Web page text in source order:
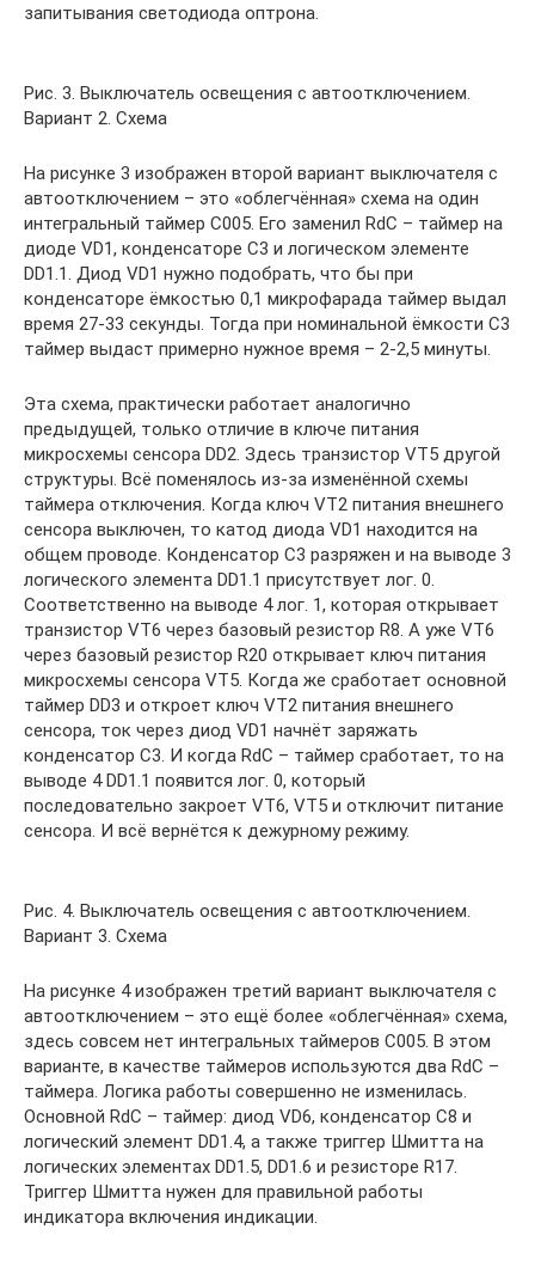
запитывания светодиода оптрона.
Рис. 3. Выключатель освещения с автоотключением.
Вариант 2. Схема
На рисунке 3 изображен второй вариант выключателя с
автоотключением – это «облегчённая» схема на один
интегральный таймер C005. Его заменил RdC – таймер на
диоде VD1, конденсаторе C3 и логическом элементе
DD1.1. Диод VD1 нужно подобрать, что бы при
конденсаторе ёмкостью 0,1 микрофарада таймер выдал
время 27-33 секунды. Тогда при номинальной ёмкости C3
таймер выдаст примерно нужное время – 2-2,5 минуты.
Эта схема, практически работает аналогично
предыдущей, только отличие в ключе питания
микросхемы сенсора DD2. Здесь транзистор VT5 другой
структуры. Всё поменялось из-за изменённой схемы
таймера отключения. Когда ключ VT2 питания внешнего
сенсора выключен, то катод диода VD1 находится на
общем проводе. Конденсатор C3 разряжен и на выводе 3
логического элемента DD1.1 присутствует лог. 0.
Соответственно на выводе 4 лог. 1, которая открывает
транзистор VT6 через базовый резистор R8. А уже VT6
через базовый резистор R20 открывает ключ питания
микросхемы сенсора VT5. Когда же сработает основной
таймер DD3 и откроет ключ VT2 питания внешнего
сенсора, ток через диод VD1 начнёт заряжать
конденсатор C3. И когда RdC – таймер сработает, то на
выводе 4 DD1.1 появится лог. 0, который
последовательно закроет VT6, VT5 и отключит питание
сенсора. И всё вернётся к дежурному режиму.
Рис. 4. Выключатель освещения с автоотключением.
Вариант 3. Схема
На рисунке 4 изображен третий вариант выключателя с
автоотключением – это ещё более «облегчённая» схема,
здесь совсем нет интегральных таймеров C005. В этом
варианте, в качестве таймеров используются два RdC –
таймера. Логика работы совершенно не изменилась.
Основной RdC – таймер: диод VD6, конденсатор C8 и
логический элемент DD1.4, а также триггер Шмитта на
логических элементах DD1.5, DD1.6 и резисторе R17.
Триггер Шмитта нужен для правильной работы
индикатора включения индикации.